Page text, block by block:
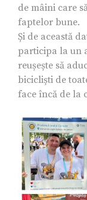
de mâini care
faptelor bune.
Și de această
participa la un
reușește să
bicicliști de
face încă de la